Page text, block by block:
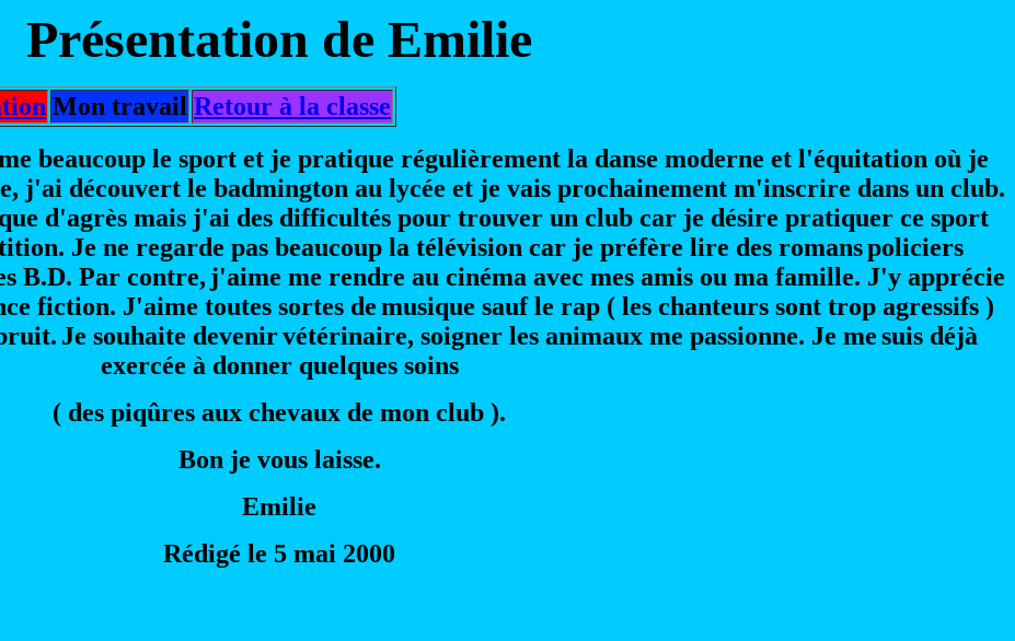
Présentation de Emilie
Mon travail Retour à la classe
beaucoup le sport et je pratique régulièrement la danse moderne et l'équitation où je
j'ai découvert le badmington au lycée et je vais prochainement m'inscrire dans un club.
d'agrès mais j'ai des difficultés pour trouver un club car je désire pratiquer ce sport
Je ne regarde pas beaucoup la télévision car je préfère lire des romanspoliciers
B.D. Par contre, j'aime me rendre au cinéma avec mes amis ou ma famille. J'y apprécie
fiction. J'aime toutes sortes demusique sauf le rap ( les chanteurs sont trop agressifs )
Je souhaite devenirvétérinaire, soigner les animaux me passionne. Je mesuis déjà
exercée à donner quelques soins
( des piqûres aux chevaux de mon club ).
Bon je vous laisse.
Emilie
Rédigé le 5 mai 2000